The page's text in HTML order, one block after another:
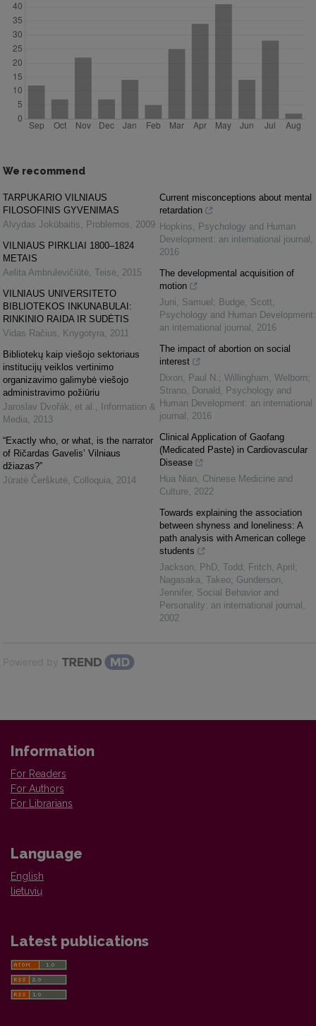
We recommend
TARPUKARIO VILNIAUS
FILOSOFINIS GYVENIMAS
Alvydas Jokūbaitis, Problemos, 2009
VILNIAUS PIRKLIAI 1800–1824
METAIS
Aelita Ambrulevičiūtė, Teisė, 2015
VILNIAUS UNIVERSITETO
BIBLIOTEKOS INKUNABULAI:
RINKINIO RAIDA IR SUDĖTIS
Vidas Račius, Knygotyra, 2011
Bibliotekų kaip viešojo sektoriaus
institucijų veiklos vertinimo
organizavimo galimybė viešojo
administravimo požiūriu
Jaroslav Dvořák, et al. ,
Information &
Media, 2013
“Exactly who, or what, is the narrator
of Ričardas Gavelis’ Vilniaus
džiazas?”
Jūratė Čerškutė, Colloquia, 2014
Current misconceptions about mental
retardation
Hopkins, Psychology and Human
Development: an international journal ,
2016
The developmental acquisition of
motion
Juni, Samuel; Budge, Scott,
Psychology and Human Development:
an international journal , 2016
The impact of abortion on social
interest
Dixon, Paul N.; Willingham, Welborn;
Strano, Donald , Psychology and
Human Development: an international
journal , 2016
Clinical Application of Gaofang
(Medicated Paste) in Cardiovascular
Disease
Hua Nian, Chinese Medicine and
Culture, 2022
Towards explaining the association
between shyness and loneliness: A
path analysis with American college
students
Jackson, PhD, Todd; Fritch, April;
Nagasaka, Takeo; Gunderson,
Jennifer, Social Behavior and
Personality: an international journal ,
2002
Powered by
Information
For Readers
For Authors
For Librarians
Language
English
lietuvių
Latest publications